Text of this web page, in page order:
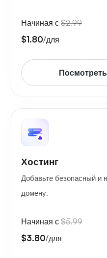
Начиная с $2.99
$1.80/для
Хостинг
Добавьте безопасный и
домену.
Начиная с $5.99
$3.80/для